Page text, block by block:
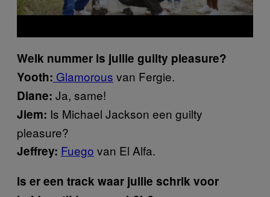
Welk nummer is jullie guilty pleasure?
Yooth: Glamorous van Fergie.
Diane: Ja, same!
Jiem: Is Michael Jackson een guilty
pleasure?
Jeffrey: Fuego van El Alfa.
Is er een track waar jullie schrik voor